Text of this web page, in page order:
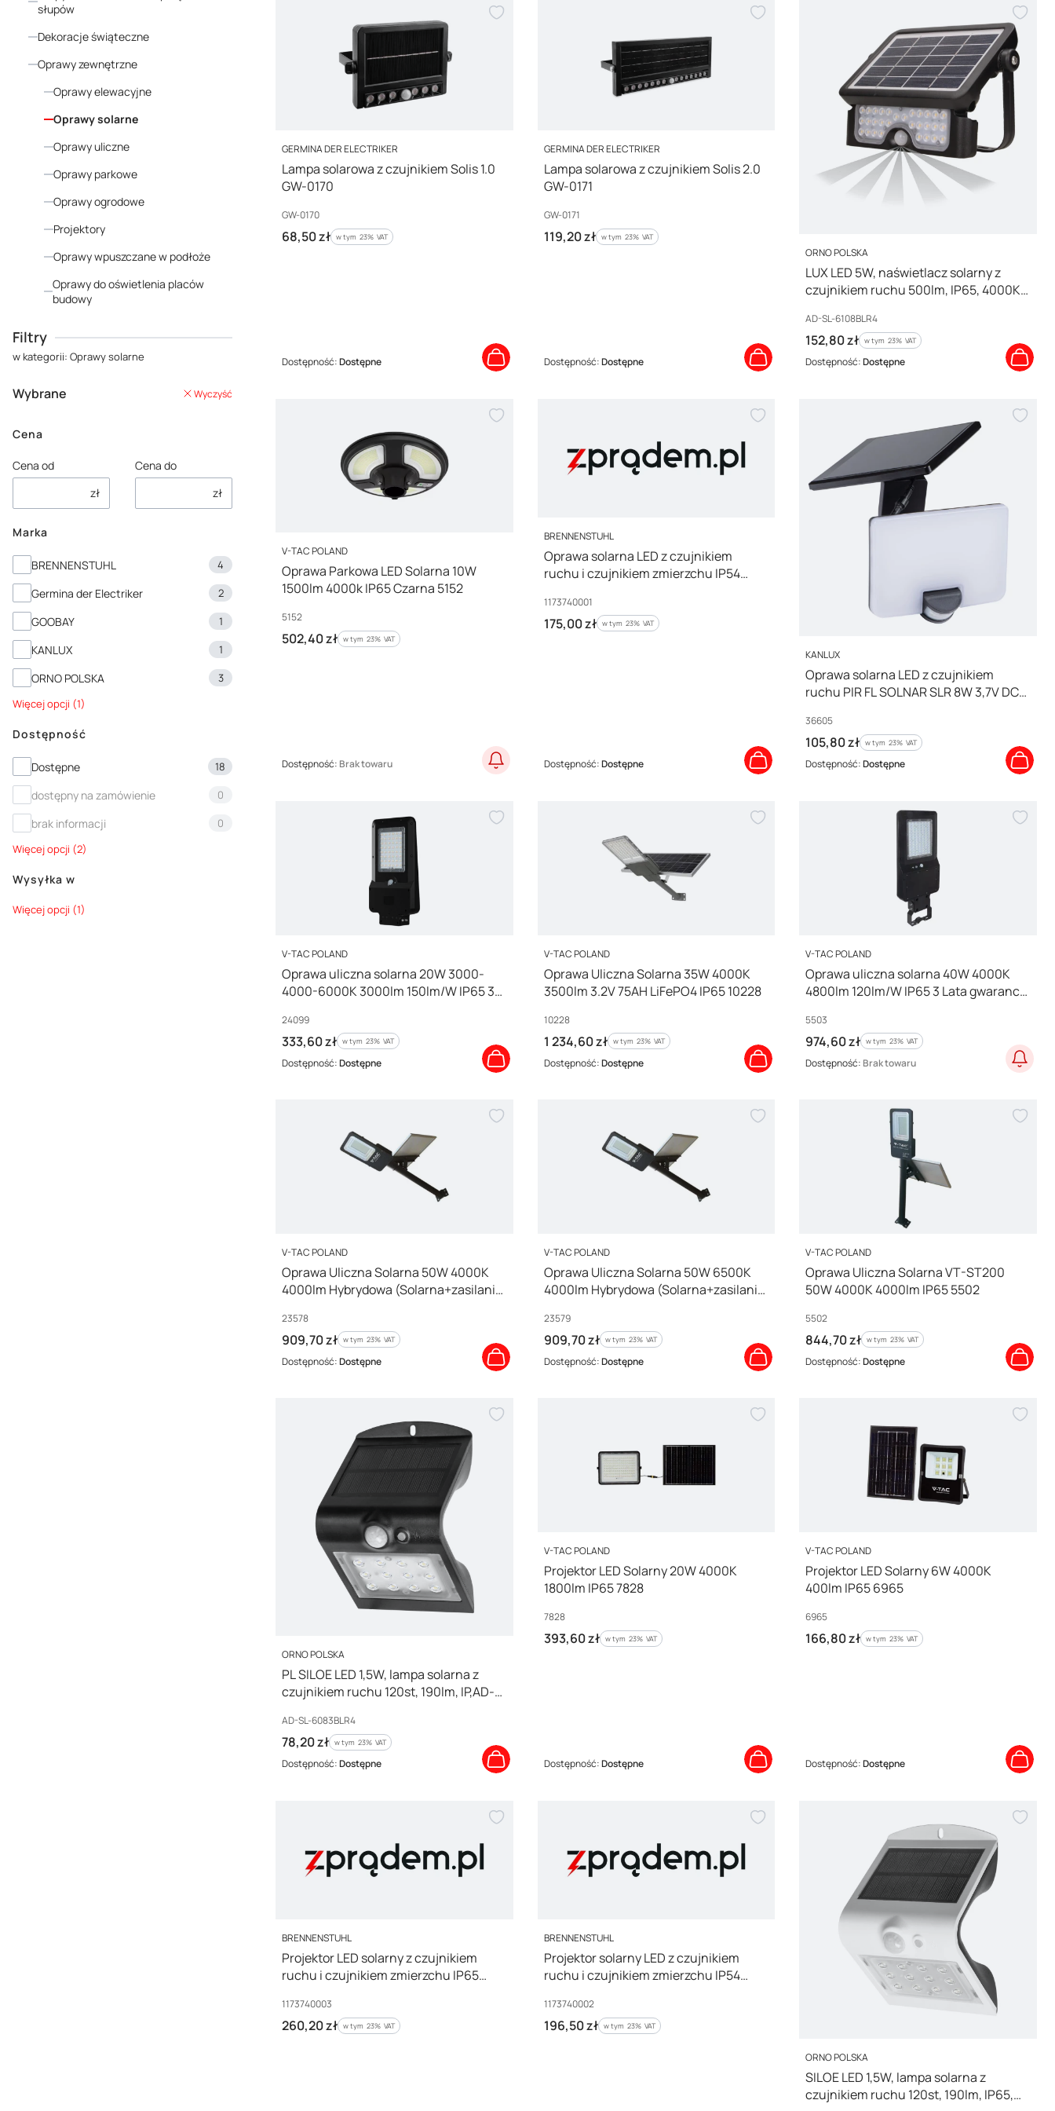
słupów
Dekoracje świąteczne
Oprawy zewnętrzne
Oprawy elewacyjne
Oprawy solarne
Oprawy uliczne
Oprawy parkowe
Oprawy ogrodowe
Projektory
Oprawy wpuszczane w podłoże
Oprawy do oświetlenia placów
budowy
Filtry
w kategorii: Oprawy solarne
Wybrane Wyczyść
Cena
Cena od
zł
Cena do
zł
Marka
MarkaBRENNENSTUHL 4
Germina der Electriker 2
GOOBAY 1
KANLUX 1
ORNO POLSKA
3
Więcej opcji (1)
Dostępność
Dostępność
Dostępne 18
dostępny na zamówienie 0
brak informacji
0
Więcej opcji (2)
Wysyłka w
Wysyłka w
Więcej opcji (1)
PRODUCENT
GERMINA DER ELECTRIKER
Lampa solarowa z czujnikiem Solis 1.0
GW-0170
Kod producenta
GW-0170
Cena brutto
68,50 zł w tym %s VAT
w tym 23% VAT
Dostępność:Dostępne
PRODUCENT
GERMINA DER ELECTRIKER
Lampa solarowa z czujnikiem Solis 2.0
GW-0171
Kod producenta
GW-0171
Cena brutto
119,20 zł w tym %s VAT
w tym 23% VAT
Dostępność:Dostępne
PRODUCENT
ORNO POLSKA
LUX LED 5W, naświetlacz solarny z
czujnikiem ruchu 500lm, IP65, 4000K,
Kod producenta
AD-SL-6108BLR4
Cena brutto
152,80 zł w tym %s VAT
w tym 23% VAT
Dostępność:Dostępne
PRODUCENT
V-TAC POLAND
Oprawa Parkowa LED Solarna 10W
1500lm 4000k IP65 Czarna 5152
Kod producenta
5152
Cena brutto
502,40 zł w tym %s VAT
w tym 23% VAT
Dostępność: Brak towaru
PRODUCENT
BRENNENSTUHL
Oprawa solarna LED z czujnikiem
ruchu i czujnikiem zmierzchu IP54
Kod producenta
1173740001
Cena brutto
175,00 zł w tym %s VAT
w tym 23% VAT
Dostępność:Dostępne
PRODUCENT
KANLUX
Oprawa solarna LED z czujnikiem
ruchu PIR FL SOLNAR SLR 8W 3,7V DC
neutralna 4000K 36605
Kod producenta
36605
Cena brutto
105,80 zł w tym %s VAT
w tym 23% VAT
Dostępność:Dostępne
PRODUCENT
V-TAC POLAND
Oprawa uliczna solarna 20W 3000-
4000-6000K 3000lm 150lm/W IP65 3
Kod producenta
24099
Cena brutto
333,60 zł w tym %s VAT
w tym 23% VAT
Dostępność:Dostępne
PRODUCENT
V-TAC POLAND
Oprawa Uliczna Solarna 35W 4000K
3500lm 3.2V 75AH LiFePO4 IP65 10228
Kod producenta
10228
Cena brutto
1 234,60 zł w tym %s VAT
w tym 23% VAT
Dostępność:Dostępne
PRODUCENT
V-TAC POLAND
Oprawa uliczna solarna 40W 4000K
4800lm 120lm/W IP65 3 Lata gwarancji
Kod producenta
5503
Cena brutto
974,60 zł w tym %s VAT
w tym 23% VAT
Dostępność: Brak towaru
PRODUCENT
V-TAC POLAND
Oprawa Uliczna Solarna 50W 4000K
4000lm Hybrydowa (Solarna+zasilanie
Kod producenta
23578
Cena brutto
909,70 zł w tym %s VAT
w tym 23% VAT
Dostępność:Dostępne
PRODUCENT
V-TAC POLAND
Oprawa Uliczna Solarna 50W 6500K
4000lm Hybrydowa (Solarna+zasilanie
Kod producenta
23579
Cena brutto
909,70 zł w tym %s VAT
w tym 23% VAT
Dostępność:Dostępne
PRODUCENT
V-TAC POLAND
Oprawa Uliczna Solarna VT-ST200
50W 4000K 4000lm IP65 5502
Kod producenta
5502
Cena brutto
844,70 zł w tym %s VAT
w tym 23% VAT
Dostępność:Dostępne
PRODUCENT
ORNO POLSKA
PL SILOE LED 1,5W, lampa solarna z
czujnikiem ruchu 120st, 190lm, IP,AD-
Kod producenta
AD-SL-6083BLR4
Cena brutto
78,20 zł w tym %s VAT
w tym 23% VAT
Dostępność:Dostępne
PRODUCENT
V-TAC POLAND
Projektor LED Solarny 20W 4000K
1800lm IP65 7828
Kod producenta
7828
Cena brutto
393,60 zł w tym %s VAT
w tym 23% VAT
Dostępność:Dostępne
PRODUCENT
V-TAC POLAND
Projektor LED Solarny 6W 4000K
400lm IP65 6965
Kod producenta
6965
Cena brutto
166,80 zł w tym %s VAT
w tym 23% VAT
Dostępność:Dostępne
PRODUCENT
BRENNENSTUHL
Projektor LED solarny z czujnikiem
ruchu i czujnikiem zmierzchu IP65
Kod producenta
1173740003
Cena brutto
260,20 zł w tym %s VAT
w tym 23% VAT
PRODUCENT
BRENNENSTUHL
Projektor solarny LED z czujnikiem
ruchu i czujnikiem zmierzchu IP54
Kod producenta
1173740002
Cena brutto
196,50 zł w tym %s VAT
w tym 23% VAT
PRODUCENT
ORNO POLSKA
SILOE LED 1,5W, lampa solarna z
czujnikiem ruchu 120st, 190lm, IP65,